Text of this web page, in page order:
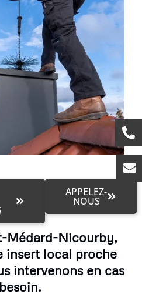
APPELEZ-
NOUS
Médard-Nicourby,
insert local proche
intervenons en cas